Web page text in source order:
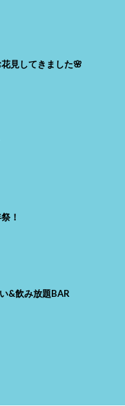
見してきました🌸
！
&飲み放題BAR